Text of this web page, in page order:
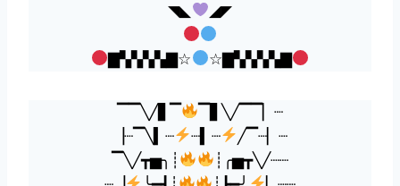
◥◣
◢◤
▇▚▚▚▚▇☆ ☆▇▚▚▚▚▇
▔▔╲╱▋▔
▔▋╲╱▔▔▏┈
▕┈▔╲▍┈
┈▍┈
╱▔┈▏┈
▔╲╱┳▅╮┊
┊╭▅┳╲╱┈┈